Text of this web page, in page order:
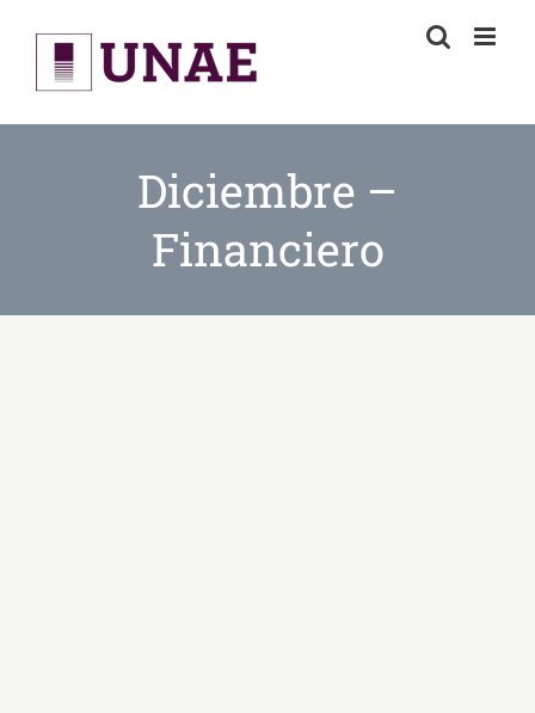
content
Diciembre –
Financiero